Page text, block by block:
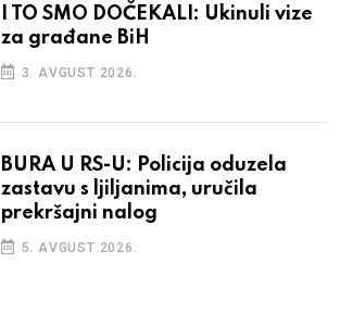
I TO SMO DOČEKALI: Ukinuli vize
za građane BiH
3. AVGUST 2026.
BURA U RS-U: Policija oduzela
zastavu s ljiljanima, uručila
prekršajni nalog
5. AVGUST 2026.